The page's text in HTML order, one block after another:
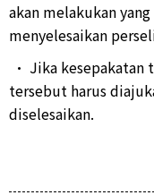
akan melakukan
menyelesaikan
• Jika kesepakatan
tersebut harus
diselesaikan.